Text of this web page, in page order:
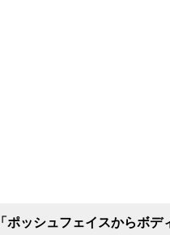
「ポッシュフェイスからボ